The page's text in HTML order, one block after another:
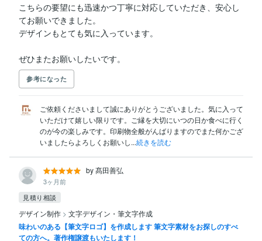
こちらの要望にも迅速かつ丁寧に対応していただき、安心し
てお願いできました。
デザインもとても気に入っています。
ぜひまたお願いしたいです。
参考になった
ご依頼くださいまして誠にありがとうございました。気に入って
いただけて嬉しい限りです。ご縁を大切にいつの日か食べに行く
のが今の楽しみです。印刷物全般がんばりますのでまた何かござ
いましたらよろしくお願いし...続きを読む
by 髙田善弘
3ヶ月前
見積り相談
デザイン制作 > 文字デザイン・筆文字作成
味わいのある【筆文字ロゴ】を作成します 筆文字素材をお探しのすべ
ての方へ。著作権譲渡もいたします！